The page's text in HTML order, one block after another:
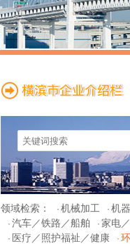
领域检索： · 机械加工 · 机
· 汽车／铁路／船舶 · 家电
· 医疗／照护福祉／健康 ·